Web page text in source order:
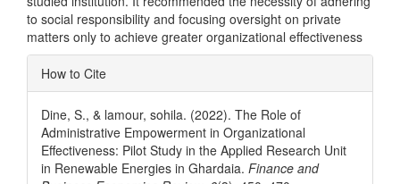
to social responsibility and focusing oversight on private
matters only to achieve greater organizational effectiveness
Article
Details
How to Cite
Dine, S., & lamour, sohila. (2022). The Role of
Administrative Empowerment in Organizational
Effectiveness: Pilot Study in the Applied Research Unit
in Renewable Energies in Ghardaia. Finance and